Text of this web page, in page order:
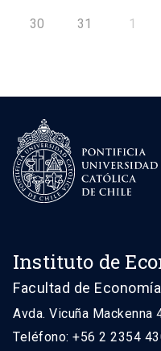
30 31 1
Instituto de
Facultad de
Avda. Vicuña Mackenna
Teléfono: +56 2 2354